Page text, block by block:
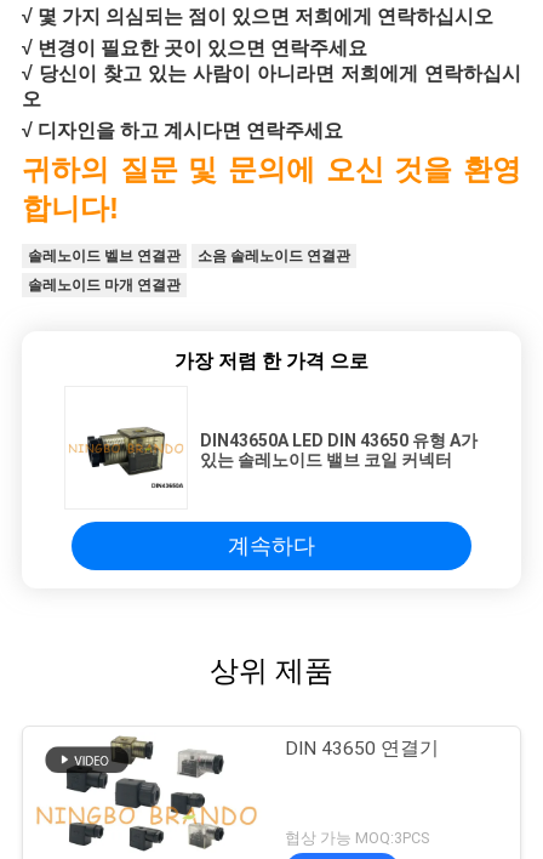
√ 몇 가지 의심되는 점이 있으면 저희에게 연락하십시오
√ 변경이 필요한 곳이 있으면 연락주세요
√ 당신이 찾고 있는 사람이 아니라면 저희에게 연락하십시
오
√ 디자인을 하고 계시다면 연락주세요
귀하의 질문 및 문의에 오신 것을 환영
합니다!
솔레노이드 벨브 연결관
소음 솔레노이드 연결관
솔레노이드 마개 연결관
가장 저렴 한 가격 으로
DIN43650A LED DIN 43650 유형 A가
있는 솔레노이드 밸브 코일 커넥터
계속하다
상위 제품
DIN 43650 연결기
협상 가능 MOQ:3PCS